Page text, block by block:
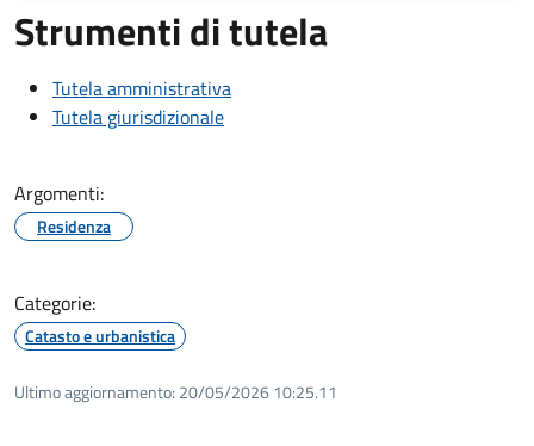
Strumenti di tutela
Tutela amministrativa
Tutela giurisdizionale
Argomenti:
Residenza
Categorie:
Catasto e urbanistica
Ultimo aggiornamento: 20/05/2026 10:25.11